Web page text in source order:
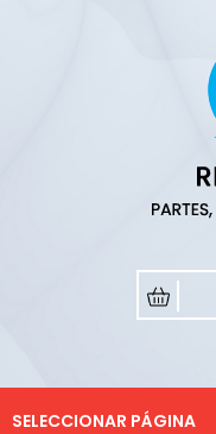
SELECCIONAR PÁGINA